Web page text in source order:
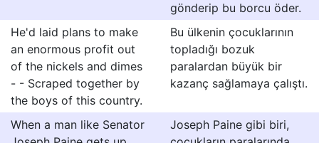
gönderip bu borcu öder.
He'd laid plans to make
an enormous profit out
of the nickels and dimes
- - Scraped together by
the boys of this country.
Bu ülkenin çocuklarının
topladığı bozuk
paralardan büyük bir
kazanç sağlamaya çalıştı.
When a man like Senator
Joseph Paine gibi biri,